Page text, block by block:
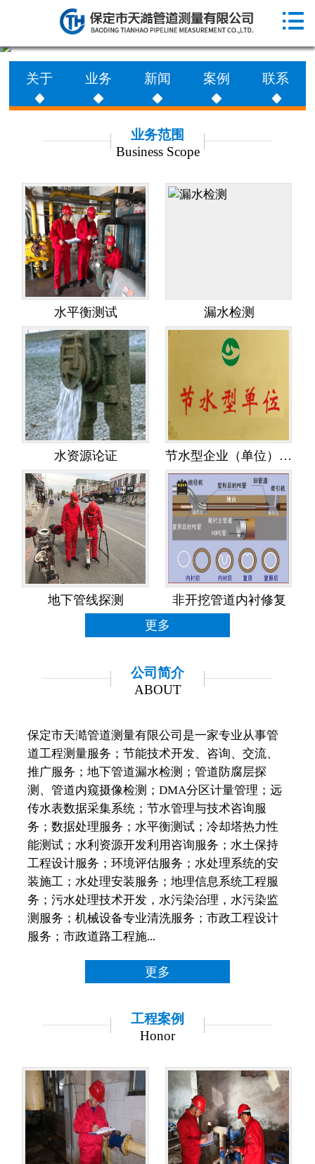
 网站首页
走进天澔
业务范围
联系天澔

关于 业务 新闻 案例 联系
业务范围
Business Scope
水平衡测试 漏水检测
水资源论证 节水型企业（单位）创建
地下管线探测
非开挖管道内衬修复
更多
公司简介
ABOUT
保定市天澔管道测量有限公司是一家专业从事管
道工程测量服务；节能技术开发、咨询、交流、
推广服务；地下管道漏水检测；管道防腐层探
测、管道内窥摄像检测；DMA分区计量管理；远
传水表数据采集系统；节水管理与技术咨询服
务；数据处理服务；水平衡测试；冷却塔热力性
能测试；水利资源开发利用咨询服务；水土保持
工程设计服务；环境评估服务；水处理系统的安
装施工；水处理安装服务；地理信息系统工程服
务；污水处理技术开发，水污染治理，水污染监
测服务；机械设备专业清洗服务；市政工程设计
服务；市政道路工程施...
更多
工程案例
Honor